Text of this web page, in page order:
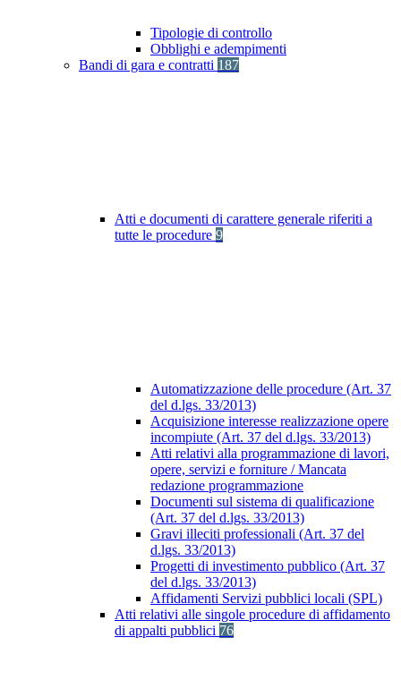
Tipologie di controllo
Obblighi e adempimenti
Bandi di gara e contratti 187
Atti e documenti di carattere generale riferiti a
tutte le procedure 9
Automatizzazione delle procedure (Art. 37
del d.lgs. 33/2013)
Acquisizione interesse realizzazione opere
incompiute (Art. 37 del d.lgs. 33/2013)
Atti relativi alla programmazione di lavori,
opere, servizi e forniture / Mancata
redazione programmazione
Documenti sul sistema di qualificazione
(Art. 37 del d.lgs. 33/2013)
Gravi illeciti professionali (Art. 37 del
d.lgs. 33/2013)
Progetti di investimento pubblico (Art. 37
del d.lgs. 33/2013)
Affidamenti Servizi pubblici locali (SPL)
Atti relativi alle singole procedure di affidamento
di appalti pubblici 76